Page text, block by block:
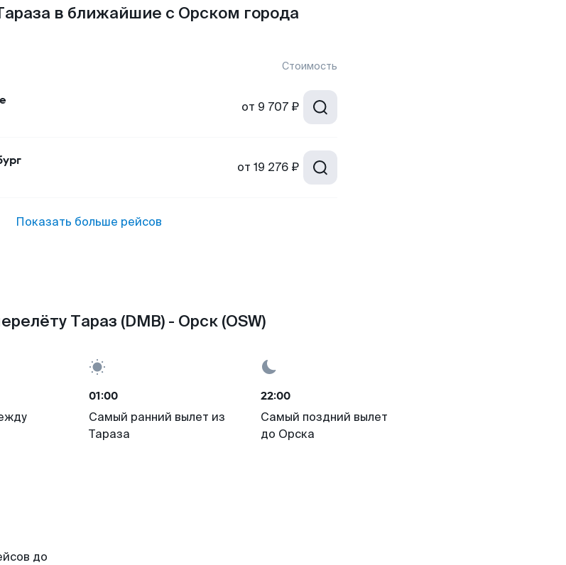
в ближайшие с Орском города
Стоимость
от 9 707 ₽
от 19 276 ₽
Показать больше рейсов
Тараз (DMB) - Орск (OSW)
01:00
Самый ранний вылет из
Тараза
22:00
Самый поздний вылет
до Орска
до